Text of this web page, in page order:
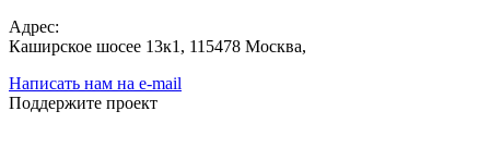
Адрес:
Каширское шосее 13к1, 115478 Москва,
Написать нам на e-mail
Поддержите проект